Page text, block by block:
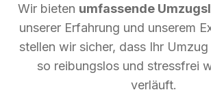
Wir bieten umfassende
unserer Erfahrung und unserem
stellen wir sicher, dass Ihr
so reibungslos und stressfrei
verläuft.